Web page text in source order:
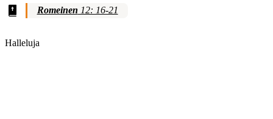
Romeinen 12: 16-21
Halleluja